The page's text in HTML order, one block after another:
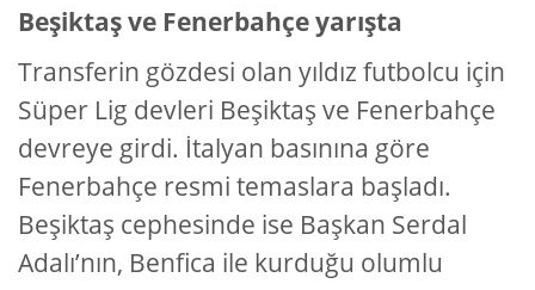
Beşiktaş ve Fenerbahçe yarışta
Transferin gözdesi olan yıldız futbolcu için
Süper Lig devleri Beşiktaş ve Fenerbahçe
devreye girdi. İtalyan basınına göre
Fenerbahçe resmi temaslara başladı.
Beşiktaş cephesinde ise Başkan Serdal
Adalı’nın, Benfica ile kurduğu olumlu